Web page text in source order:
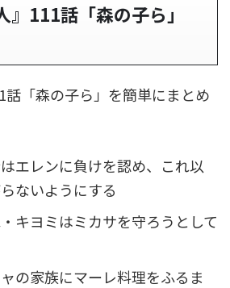
』111話「森の子ら」
話「森の子ら」を簡単にまとめ
エレンに負けを認め、これ以
ないようにする
キヨミはミカサを守ろうとして
の家族にマーレ料理をふるま